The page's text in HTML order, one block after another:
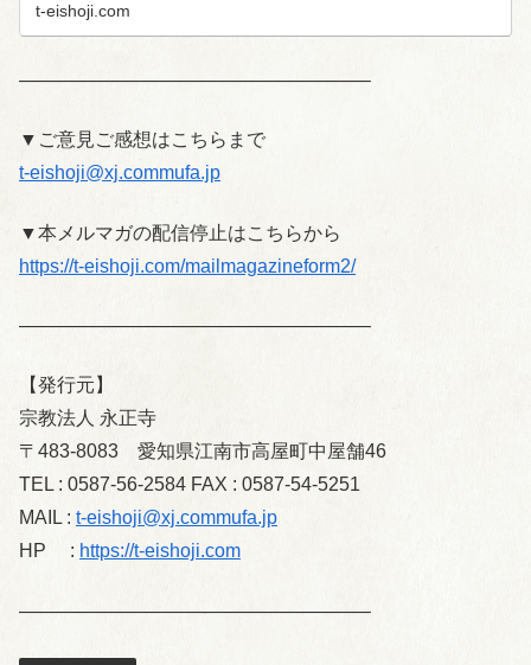
t-eishoji.com
——————————————————–
▼ご意見ご感想はこちらまで
t-eishoji@xj.commufa.jp
▼本メルマガの配信停止はこちらから
https://t-eishoji.com/mailmagazineform2/
——————————————————–
【発行元】
宗教法人 永正寺
〒483-8083 愛知県江南市高屋町中屋舗46
TEL : 0587-56-2584 FAX : 0587-54-5251
MAIL : t-eishoji@xj.commufa.jp
HP : https://t-eishoji.com
——————————————————–